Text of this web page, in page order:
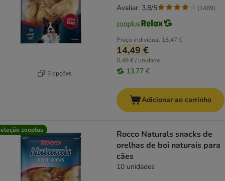
3 opções
Preço individual 16,47 €
14,49 €
0,48 € / unidade
13,77 €
Avaliar: 3.8/5 (1489)
Adicionar ao carrinho
zooplus
Rocco Naturals snacks de
orelhas de boi naturais para
cães
10 unidades